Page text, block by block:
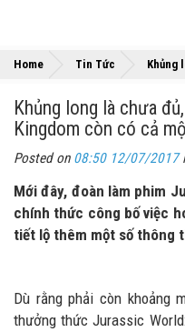
Home Tin Tức Khủng
Khủng long là chưa
Kingdom còn có cả
Posted on 08:50 12/07/2017
Mới đây, đoàn làm phim
chính thức công bố việc
tiết lộ thêm một số thông
Dù rằng phải còn khoảng
thưởng thức Jurassic